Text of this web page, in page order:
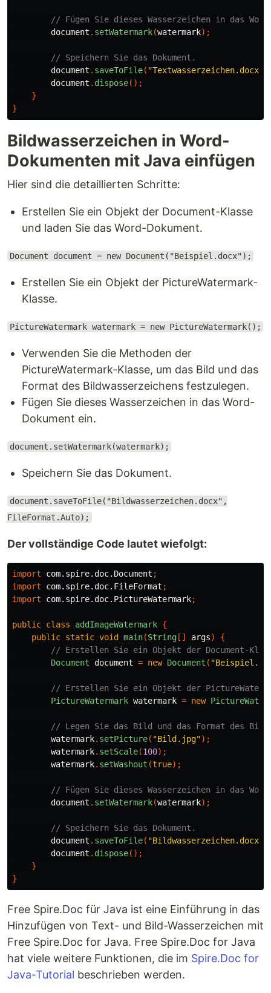
// Fügen Sie dieses Wasserzeichen in das
document . setWatermark(watermark);
// Speichern Sie das Dokument.
document . saveToFile( "Textwasserzeichen.docx"
document . dispose();
}
}
Bildwasserzeichen in Word-
Dokumenten mit Java einfügen
Hier sind die detaillierten Schritte:
Erstellen Sie ein Objekt der Document-Klasse
und laden Sie das Word-Dokument.
Document document = new Document("Beispiel.docx");
Erstellen Sie ein Objekt der PictureWatermark-
Klasse.
PictureWatermark watermark = new PictureWatermark();
Verwenden Sie die Methoden der
PictureWatermark-Klasse, um das Bild und das
Format des Bildwasserzeichens festzulegen.
Fügen Sie dieses Wasserzeichen in das Word-
Dokument ein.
document.setWatermark(watermark);
Speichern Sie das Dokument.
document.saveToFile("Bildwasserzeichen.docx",
FileFormat.Auto);
Der vollständige Code lautet wiefolgt:
import com.spire.doc.Document ;
import
com.spire.doc.FileFormat ;
import
com.spire.doc.PictureWatermark;
public class addImageWatermark {
public static void main(String [] args)
{
// Erstellen Sie ein Objekt der Document-
Document document = new Document (
// Erstellen Sie ein Objekt der
PictureWatermark watermark = new
// Legen Sie das Bild und das Format des
watermark. setPicture( "Bild.jpg");
watermark. setScale(100);
watermark. setWashout (true);
// Fügen Sie dieses Wasserzeichen in das
document . setWatermark(watermark);
// Speichern Sie das Dokument.
document . saveToFile( "Bildwasserzeichen.docx"
document . dispose();
}
}
Free Spire.Doc für Java ist eine Einführung in das
Hinzufügen von Text- und Bild-Wasserzeichen mit
Free Spire.Doc for Java. Free Spire.Doc for Java
hat viele weitere Funktionen, die im Spire.Doc for
Java-Tutorial beschrieben werden.